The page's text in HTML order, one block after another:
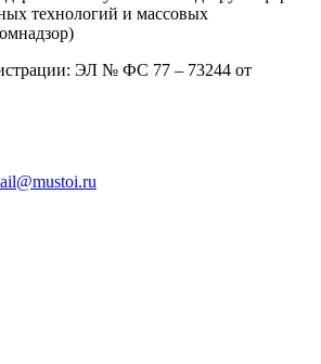
технологий и массовых
ЭЛ № ФС 77 – 73244 от